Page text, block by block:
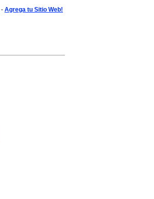
- Agrega tu Sitio Web!